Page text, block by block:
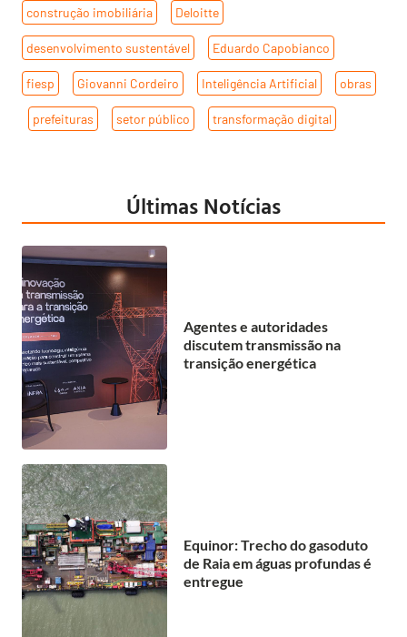
construção imobiliária Deloitte
desenvolvimento sustentável Eduardo Capobianco
fiesp Giovanni Cordeiro Inteligência Artificial obras
prefeituras setor público transformação digital
Últimas Notícias
Agentes e autoridades
discutem transmissão na
transição energética
Equinor: Trecho do gasoduto
de Raia em águas profundas é
entregue